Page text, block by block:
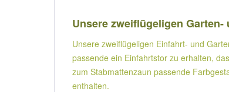
Unsere zweiflügeligen
Unsere zweiflügeligen Einfahrt- und
passende ein Einfahrtstor zu erhalten,
zum Stabmattenzaun passende
enthalten.